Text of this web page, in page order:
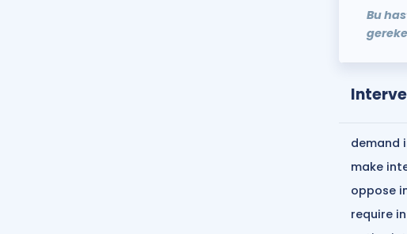
Bu
demand
make
oppose
require